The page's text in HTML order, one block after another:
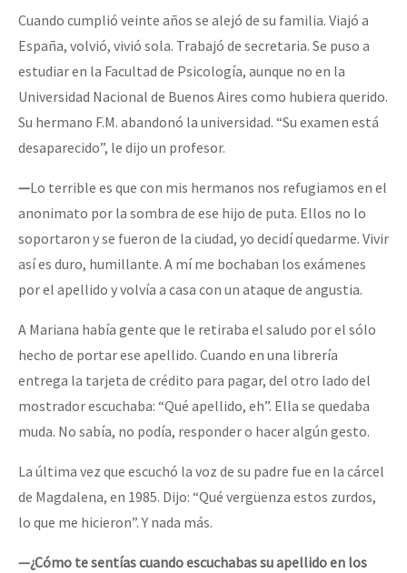
Cuando cumplió veinte años se alejó de su familia. Viajó a
España, volvió, vivió sola. Trabajó de secretaria. Se puso a
estudiar en la Facultad de Psicología, aunque no en la
Universidad Nacional de Buenos Aires como hubiera querido.
Su hermano F.M. abandonó la universidad. “Su examen está
desaparecido”, le dijo un profesor.
—Lo terrible es que con mis hermanos nos refugiamos en el
anonimato por la sombra de ese hijo de puta. Ellos no lo
soportaron y se fueron de la ciudad, yo decidí quedarme. Vivir
así es duro, humillante. A mí me bochaban los exámenes
por el apellido y volvía a casa con un ataque de angustia.
A Mariana había gente que le retiraba el saludo por el sólo
hecho de portar ese apellido. Cuando en una librería
entrega la tarjeta de crédito para pagar, del otro lado del
mostrador escuchaba: “Qué apellido, eh”. Ella se quedaba
muda. No sabía, no podía, responder o hacer algún gesto.
La última vez que escuchó la voz de su padre fue en la cárcel
de Magdalena, en 1985. Dijo: “Qué vergüenza estos zurdos,
lo que me hicieron”. Y nada más.
—¿Cómo te sentías cuando escuchabas su apellido en los